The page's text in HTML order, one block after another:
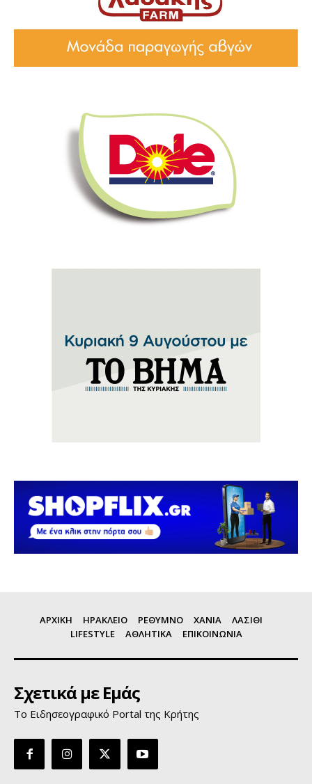
ΑΡΧΙΚΗ ΗΡΑΚΛΕΙΟ ΡΕΘΥΜΝΟ ΧΑΝΙΑ
ΛΑΣΙΘΙ
LIFESTYLE
ΑΘΛΗΤΙΚΑ ΕΠΙΚΟΙΝΩΝΙΑ
Σχετικά με Εμάς
Το Ειδησεογραφικό Portal της Κρήτης